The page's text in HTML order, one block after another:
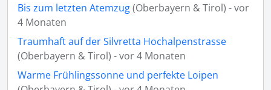
Bis zum letzten Atemzug(Oberbayern & Tirol) - vor
4 Monaten
Traumhaft auf der Silvretta Hochalpenstrasse
(Oberbayern & Tirol) - vor 4 Monaten
Warme Frühlingssonne und perfekte Loipen